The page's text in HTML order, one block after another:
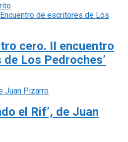
cero. II encuentro
Los Pedroches’
el Rif’, de Juan